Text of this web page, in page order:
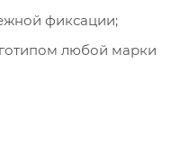
фиксации;
любой марки